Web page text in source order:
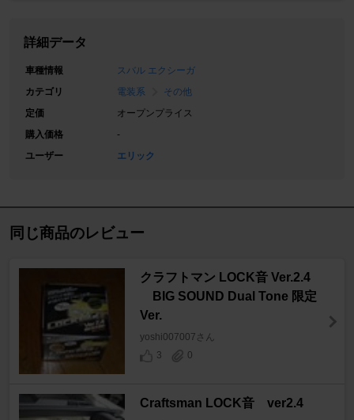
詳細データ
車種情報
スバル エクシーガ
カテゴリ
電装系
その他
定価
オープンプライス
購入価格
-
ユーザー
エリック
同じ商品のレビュー
クラフトマン LOCK音 Ver.2.4
BIG SOUND Dual Tone 限定
Ver.
yoshi007007さん
3
0
Craftsman LOCK音 ver2.4